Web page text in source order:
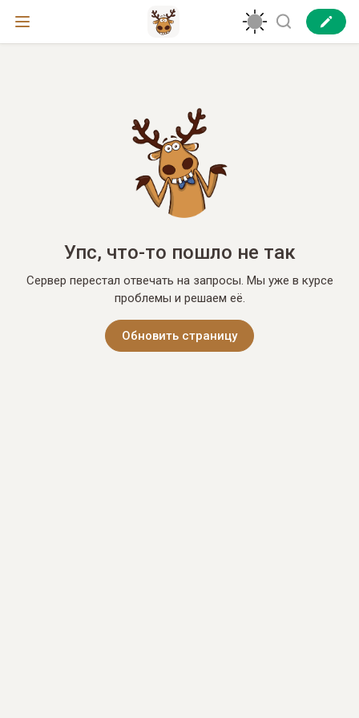
Упс, что-то пошло не так
Сервер перестал отвечать на запросы. Мы уже в курсе
проблемы и решаем её.
Обновить страницу